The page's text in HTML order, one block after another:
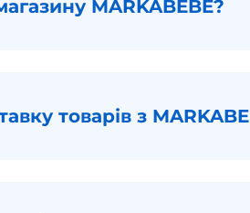
MARKABEBE?
товарів з